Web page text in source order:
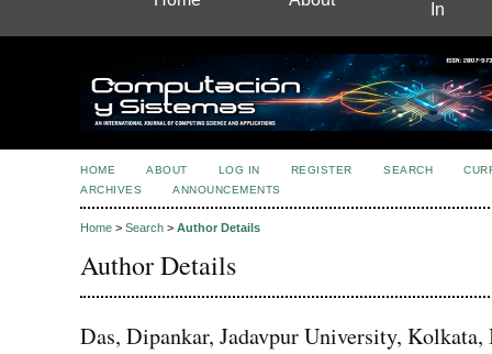
In
HOME ABOUT LOG IN REGISTER SEARCH
ARCHIVES
ANNOUNCEMENTS
Home > Search > Author Details
Author Details
Das, Dipankar, Jadavpur University, Kolkata,